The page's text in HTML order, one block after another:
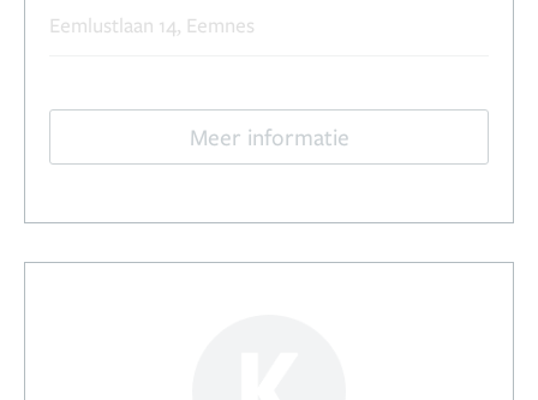
Eemlustlaan 14, Eemnes
Meer informatie